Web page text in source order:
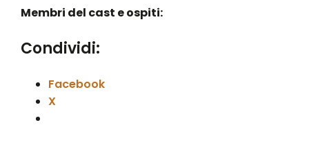
Membri del cast e ospiti:
Condividi:
Facebook
X